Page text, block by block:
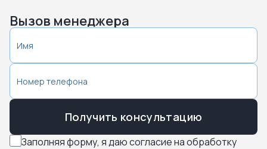
Вызов менеджера
Заполняя форму, я даю согласие на обработку
Получить консультацию